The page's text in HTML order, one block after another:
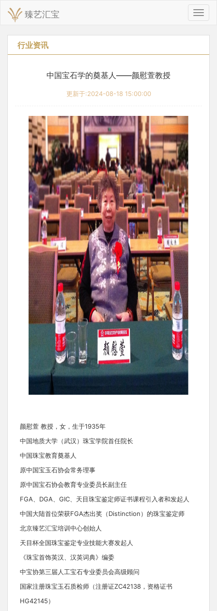
切
换
臻艺汇宝
行业资讯
中国宝石学的奠基人——颜慰萱教授
更新于:2024-08-18 15:00:00
颜慰萱 教授，女，生于1935年
中国地质大学（武汉）珠宝学院首任院长
中国珠宝教育奠基人
原中国宝玉石协会常务理事
原中国宝石协会教育专业委员长副主任
FGA、DGA、GIC、天目珠宝鉴定师证书课程引入者和发起人
中国大陆首位荣获FGA杰出奖（Distinction）的珠宝鉴定师
北京臻艺汇宝培训中心创始人
天目杯全国珠宝鉴定专业技能大赛发起人
《珠宝首饰英汉、汉英词典》编委
中宝协第三届人工宝石专业委员会高级顾问
国家注册珠宝玉石质检师（注册证ZC42138，资格证书
HG42145）